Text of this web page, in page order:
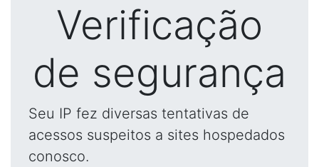
Verificação
de segurança
Seu IP fez diversas tentativas de
acessos suspeitos a sites hospedados
conosco.